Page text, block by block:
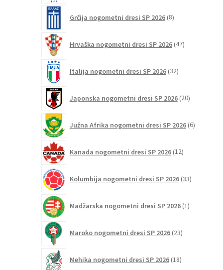
Grčija nogometni dresi SP 2026 8izdelkov
Hrvaška nogometni dresi SP 2026 47izdelkov
Italija nogometni dresi SP 2026 32izdelkov
Japonska nogometni dresi SP 2026 20izdelkov
Južna Afrika nogometni dresi SP 2026 6izdelkov
Kanada nogometni dresi SP 2026 12izdelkov
Kolumbija nogometni dresi SP 2026 33izdelkov
Madžarska nogometni dresi SP 2026 1izdelek
Maroko nogometni dresi SP 2026 23izdelkov
Mehika nogometni dresi SP 2026 18izdelkov